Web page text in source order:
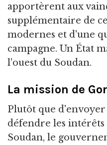
apportèrent aux
supplémentaire de
modernes et d'une
campagne. Un État
l'ouest du Soudan.
La mission de
Plutôt que
défendre les
Soudan, le